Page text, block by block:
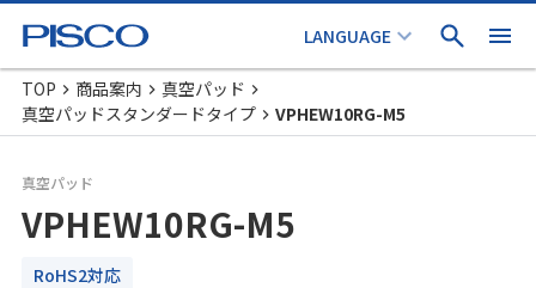
TOP 商品案内
真空パッド
真空パッドスタンダードタイプ
VPHEW10RG-M5
真空パッド
VPHEW10RG-M5
RoHS2対応